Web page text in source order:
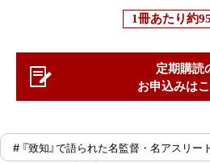
1冊あたり約
定期購読
お申込みは
# 『致知』で語られた名監督・名アスリー